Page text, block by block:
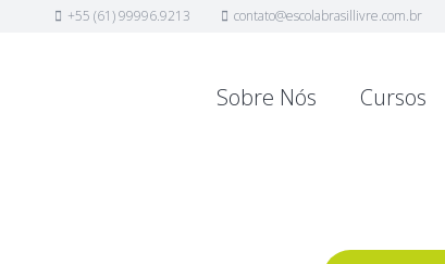
+55 (61) 99996.9213 contato@escolabrasillivre.com.br
Sobre Nós Cursos